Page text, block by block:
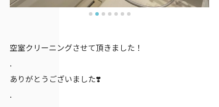
空室クリーニングさせて頂きました！
.
ありがとうございました❣️
.